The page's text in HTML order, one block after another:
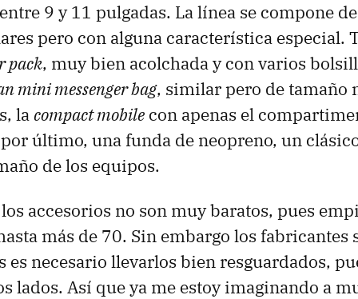
9 y 11 pulgadas. La línea se compone
pero con alguna característica especial.
pack, muy bien acolchada y con varios
mini messenger bag, similar pero de tamaño
la compact mobile con apenas el
último, una funda de neopreno, un
de los equipos.
accesorios no son muy baratos, pues
más de 70. Sin embargo los fabricantes
es necesario llevarlos bien resguardados,
lados. Así que ya me estoy imaginando a